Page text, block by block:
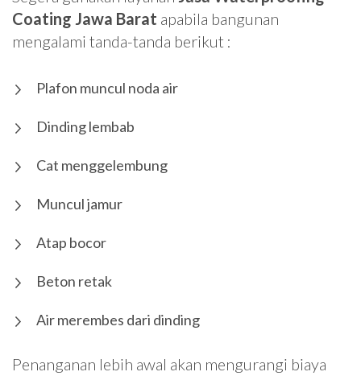
Coating Jawa Barat apabila bangunan
mengalami tanda-tanda berikut :
Plafon muncul noda air
Dinding lembab
Cat menggelembung
Muncul jamur
Atap bocor
Beton retak
Air merembes dari dinding
Penanganan lebih awal akan mengurangi biaya